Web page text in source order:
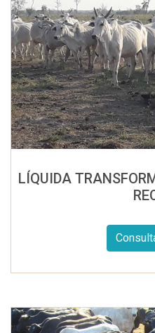
LÍQUIDA